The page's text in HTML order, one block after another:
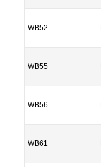
WB52
WB55
WB56
WB61